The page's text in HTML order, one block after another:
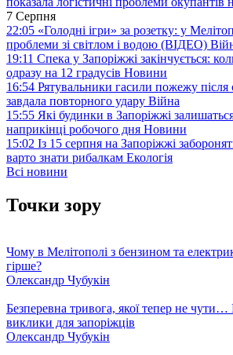
7 Серпня
22:05 «Голодні ігри» за розетку: у
проблеми зі світлом і водою (ВІДЕО)
19:11 Спека у Запоріжжі закінчується:
одразу на 12 градусів Новини
16:54 Рятувальники гасили пожежу
завдала повторного удару Війна
15:55 Які будинки в Запоріжжі залишаться
наприкінці робочого дня Новини
15:02 Із 15 серпня на Запоріжжі
варто знати рибалкам Екологія
Всі новини
Точки зору
Чому в Мелітополі з бензином та
гірше?
Олександр Чубукін
Безперевна тривога, якої тепер не чути…
виклики для запоріжців
Олександр Чубукін